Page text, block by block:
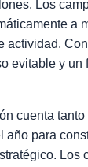
Los
a
actividad.
evitable y un
cuenta
año para
Los